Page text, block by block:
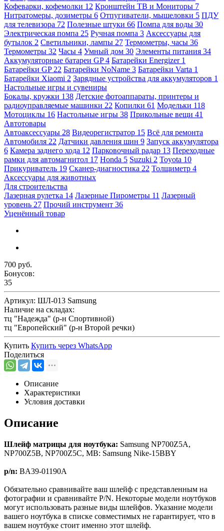
Кофеварки, кофемолки 12 Кронштейн ТВ и Мониторы 7
Нитратомеры, дозиметры 6 Отпугиватели, мышеловки 5 ПДУ
для телевизора 72 Полезные штуки 66 Помпа для воды 30
Электрическая помпа 25 Ручная помпа 3 Аксессуары для
бутылок 2 Светильники, лампы 27 Термометры, часы 36
Термометры 32 Часы 4 Умный дом 30 Элементы питания 34
Аккумуляторные батареи GP4 Батарейки Energizer 1
Батарейки GP 22 Батарейки NoName 3 Батарейки Varta 1
Батарейки Xiaomi 2 Зарядные устройства для аккумуляторов 1
Настольные игры и сувениры
Бокалы, кружки 138 Детские фотоаппараты, принтеры и
радиоуправляемые машинки 22 Копилки 61 Модельки 118
Мотоциклы 16 Настольные игры 38 Прикольные вещи 41
Автотовары
Автоаксессуары 28 Видеорегистратор 15 Всё для ремонта
Автомобиля 22 Датчики давления шин 9 Запуск аккумулятора
6 Камера заднего хода 12 Парковочный радар 13 Переходные
рамки для автомагнитол 17 Honda 5 Suzuki 2 Toyota 10
Прикуриватель 19 Сканер-диагностика 22 Толщиметр 4
Аксессуары для животных
Для строительства
Лазерная рулетка 14 Лазерные Пирометры 11 Лазерный
уровень 27 Прочий инструмент 36
Уценённый товар
700 руб.
Бонусов:
35
Артикул: ШЛ-013 Samsung
Наличие на складах:
тц "Надежда" (р-н Спортивной)
тц "Европейский" (р-н Второй речки)
Купить Купить через WhatsApp
Поделиться
Описание
Характеристики
Условия доставки
Описание
Шлейф матрицы для ноутбука: Samsung NP700Z5A,
NP700Z5B, NP700Z5C, MB: Samsung Nike-15BBY
p/n: BA39-01190A
Обязательно сравнивайте ваш шлейф с представленным на
фотографии и сравнивайте P/N. Некоторые модели ноутбуков
могут использовать разные виды шлейфов. Указание модели
вашего ноутбука в списке совместимых не гарантирует, что в
вашем ноутбуке стоит именно этот шлейф.